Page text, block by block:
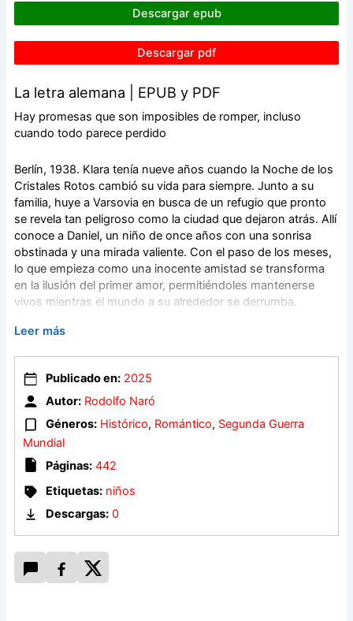
Descargar epub
Descargar pdf
La letra alemana | EPUB y PDF
Hay promesas que son imposibles de romper, incluso
cuando todo parece perdido
Berlín, 1938. Klara tenía nueve años cuando la Noche de los
Cristales Rotos cambió su vida para siempre. Junto a su
familia, huye a Varsovia en busca de un refugio que pronto
se revela tan peligroso como la ciudad que dejaron atrás. Allí
conoce a Daniel, un niño de once años con una sonrisa
obstinada y una mirada valiente. Con el paso de los meses,
lo que empieza como una inocente amistad se transforma
en la ilusión del primer amor, permitiéndoles mantenerse
vivos mientras el mundo a su alre­dedor se derrumba.
Cuando las fuerzas de Hitler toman el control de la ciudad, la
brutalidad del régimen nazi amenaza con separarlos. Pero
no están solos. Gracias a la amistad con otros niños que se
cruzan en sus caminos lograrán resistir en el gueto de
Varsovia.
Una historia conmovedora sobre cómo la inocencia, la
fortaleza y la esperanza persisten aun en medio del horror
de la guerra.
Leer más
Publicado en: 2025
Autor: Rodolfo Naró
Géneros: Histórico, Romántico, Segunda Guerra
Mundial
Páginas: 442
Etiquetas: niños
Descargas: 0